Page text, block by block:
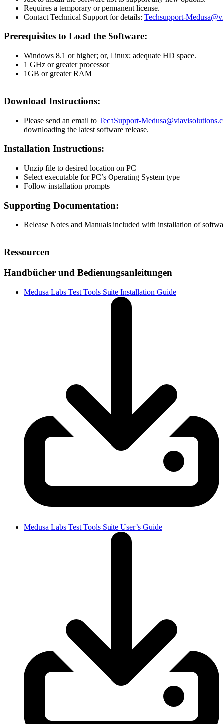
Requires a temporary or permanent license.
Contact Technical Support for details: Techsupport-
Prerequisites to Load the Software:
Windows 8.1 or higher; or, Linux; adequate HD space.
1 GHz or greater processor
1GB or greater RAM
Download Instructions:
Please send an email to TechSupport-
downloading the latest software release.
Installation Instructions:
Unzip file to desired location on PC
Select executable for PC’s Operating System type
Follow installation prompts
Supporting Documentation:
Release Notes and Manuals included with installation of
Ressourcen
Handbücher und Bedienungsanleitungen
Medusa Labs Test Tools Suite Installation Guide
Medusa Labs Test Tools Suite User’s Guide